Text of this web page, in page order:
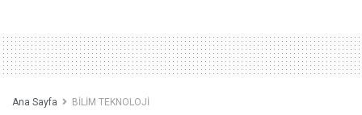
Ana Sayfa BİLİM TEKNOLOJİ